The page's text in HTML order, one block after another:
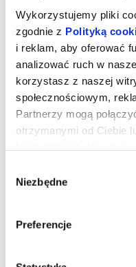
Wykorzystujemy pliki
zgodnie z Polityką
i reklam, aby oferować
analizować ruch w
korzystasz z naszej
społecznościowym,
Partnerzy mogą
otrzymanymi od Ciebie
zgody
Niezbędne
Preferencje
SKARPETEK 3.
Czy skarpetka może zostać
detektywem lub…
pojedynków w samo